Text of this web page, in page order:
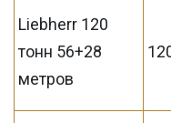
Liebherr 120
тонн 56+28
метров